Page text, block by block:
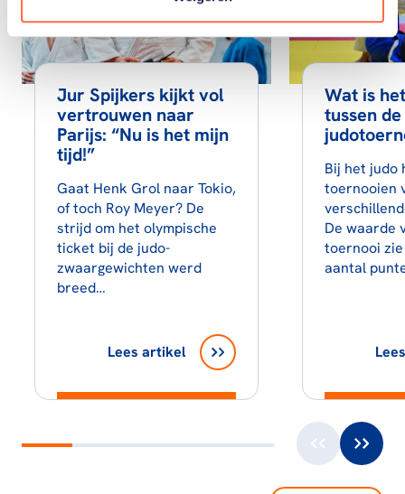
Jur Spijkers kijkt vol
vertrouwen naar
Parijs: “Nu is het mijn
tijd!”
Gaat Henk Grol naar Tokio,
of toch Roy Meyer? De
strijd om het olympische
ticket bij de judo-
zwaargewichten werd
breed…
Lees artikel
Wat is
tussen
Bij het judo
toernooien
De waarde
toernooi
aantal